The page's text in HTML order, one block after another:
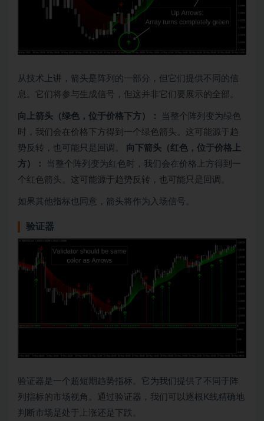
从技术上讲，箭头是阵列的一部分，但它们提供不同的信
息。它们将参与生成信号，但这并非它们要展示的全部。
向上箭头（绿色，位于价格下方）：
当整个阵列变为绿色
时，我们会在价格下方得到一个绿色箭头。这可能源于趋
势反转，也可能只是回调。 向下箭头（红色，位于价格上
方）：
当整个阵列变为红色时，我们会在价格上方得到一
个红色箭头。这可能源于趋势反转，也可能只是回调。
如果其他指标也同意，箭头将作为入场信号。
验证器
验证器是一个超短期趋势指标。它为我们提供了不同于阵
列指标的市场视角。通过验证器，我们可以逐根K线精确地
判断市场是处于上涨还是下跌。